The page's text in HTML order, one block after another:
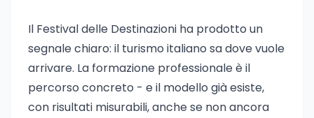
Il Festival delle Destinazioni ha prodotto un
segnale chiaro: il turismo italiano sa dove vuole
arrivare. La formazione professionale è il
percorso concreto - e il modello già esiste,
con risultati misurabili, anche se non ancora